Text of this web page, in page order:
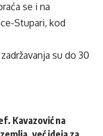
se i na
Stupari, kod
su do 30
Kavazović na